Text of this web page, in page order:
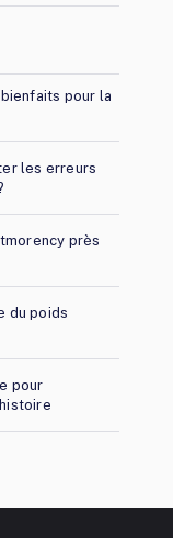
pour la
les erreurs
près
du poids
pour